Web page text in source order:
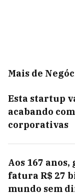
Mais de
Esta startup
acabando
corporativas
Aos 167
fatura R$ 27
mundo sem